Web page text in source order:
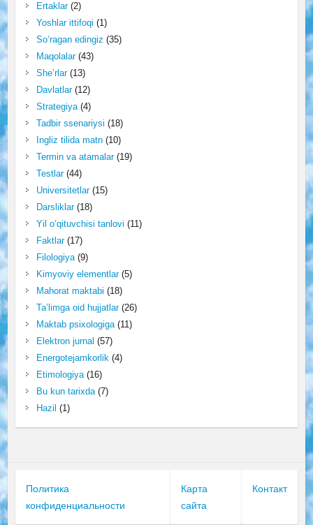
Ertaklar(2)
Yoshlar ittifoqi (1)
So‘ragan edingiz (35)
Maqolalar(43)
She’rlar(13)
Davlatlar(12)
Strategiya(4)
Tadbir ssenariysi (18)
Ingliz tilida matn(10)
Termin va atamalar(19)
Testlar(44)
Universitetlar(15)
Darsliklar(18)
Yil o‘qituvchisi tanlovi (11)
Faktlar(17)
Filologiya(9)
Kimyoviy elementlar(5)
Mahorat maktabi (18)
Ta’limga oid hujjatlar(26)
Maktab psixologiga(11)
Elektron jurnal (57)
Energotejamkorlik(4)
Etimologiya(16)
Bu kun tarixda(7)
Hazil (1)
Политика
конфиденциальности
Карта
сайта
Контакт